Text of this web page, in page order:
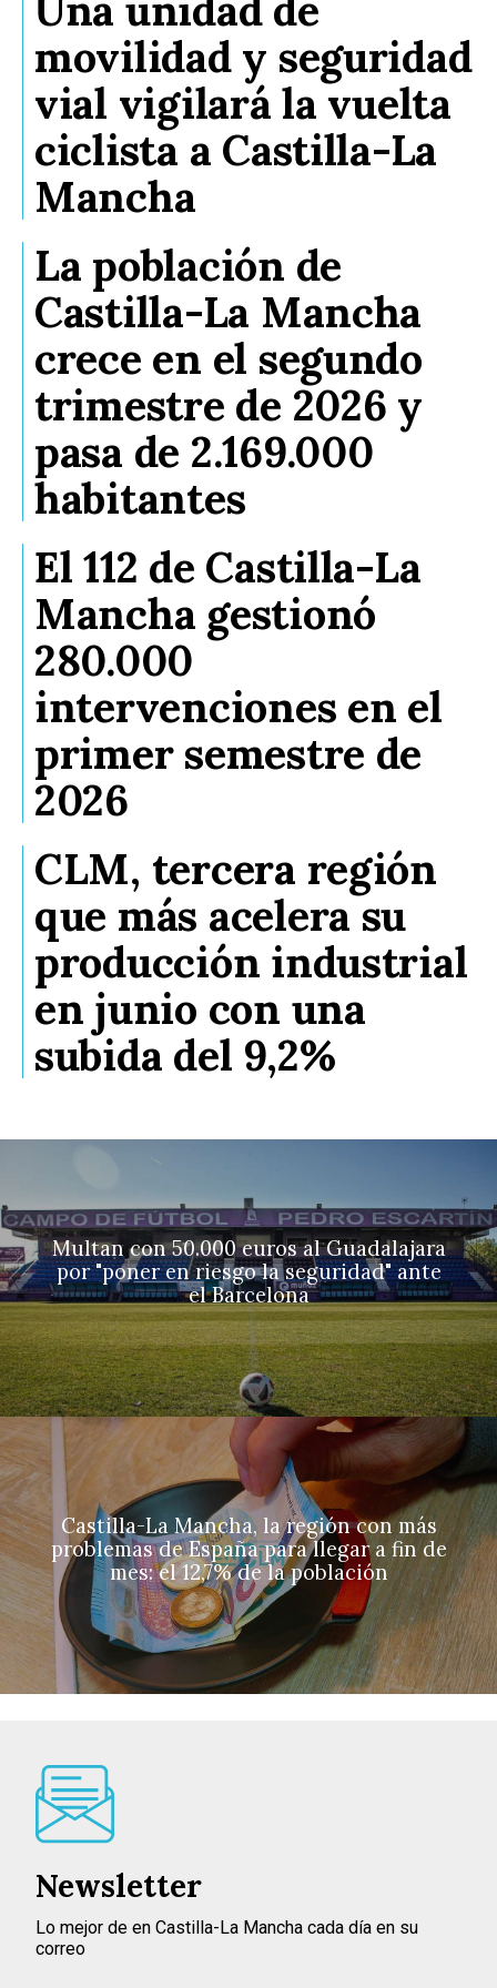
movilidad y seguridad
vial vigilará la vuelta
ciclista a Castilla-La
Mancha
La población de
Castilla-La Mancha
crece en el segundo
trimestre de 2026 y
pasa de 2.169.000
habitantes
El 112 de Castilla-La
Mancha gestionó
280.000
intervenciones en el
primer semestre de
2026
CLM, tercera región
que más acelera su
producción industrial
en junio con una
subida del 9,2%
Multan con 50.000 euros al Guadalajara
por "poner en riesgo la seguridad" ante
el Barcelona
Castilla-La Mancha, la región con más
problemas de España para llegar a fin de
mes: el 12,7% de la población
Newsletter
Lo mejor de en Castilla-La Mancha cada día en su
correo